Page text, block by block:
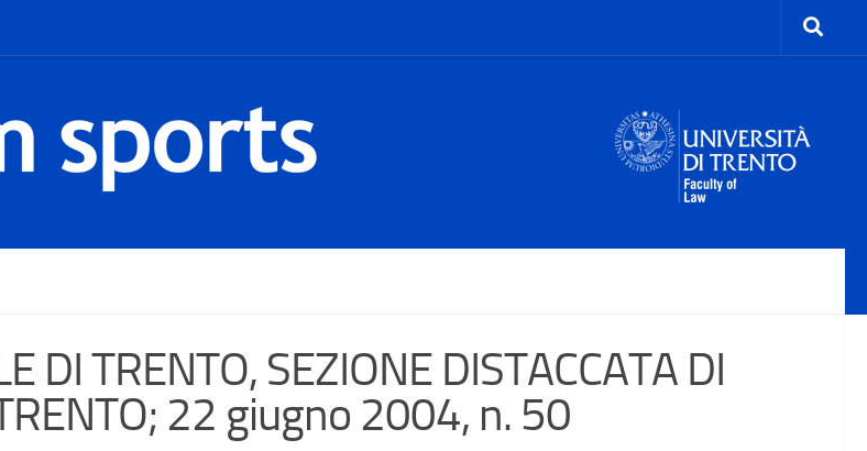
DI TRENTO, SEZIONE DISTACCATA DI
22 giugno 2004, n. 50